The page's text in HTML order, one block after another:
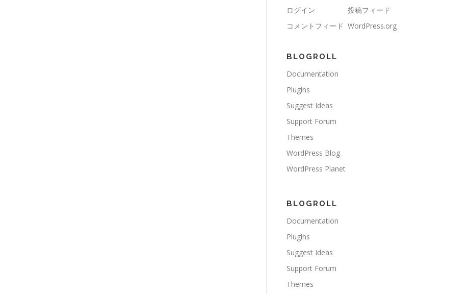
ログイン
投稿フィード
コメントフィード WordPress.org
BLOGROLL
Documentation
Plugins
Suggest Ideas
Support Forum
Themes
WordPress Blog
WordPress Planet
BLOGROLL
Documentation
Plugins
Suggest Ideas
Support Forum
Themes